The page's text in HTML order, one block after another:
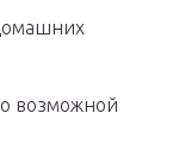
возможной